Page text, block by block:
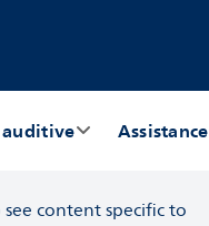
Assistance
content specific to